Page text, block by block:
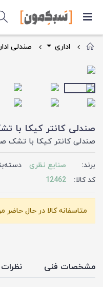
اداری صندلی
صندلی کانتر کیکا با
صندلی کانتر کیکا با تشک
برند: صنایع نظری
کد کالا:
12462
متاسفانه کالا در حال
مشخصات فنی نظرات